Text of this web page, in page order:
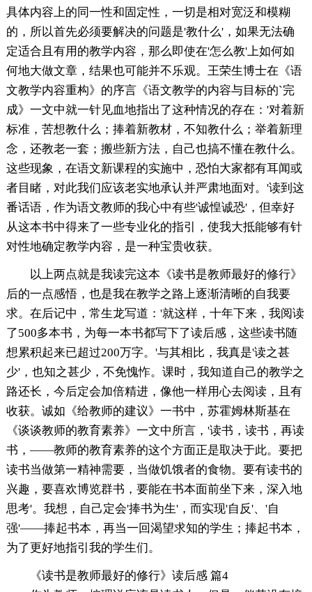
具体内容上的同一性和固定性，一切是相对宽泛和模糊
的，所以首先必须要解决的问题是'教什么'，如果无法确
定适合且有用的教学内容，那么即使在'怎么教'上如何如
何地大做文章，结果也可能并不乐观。王荣生博士在《语
文教学内容重构》的序言《语文教学的内容与目标的`完
成》一文中就一针见血地指出了这种情况的存在：'对着新
标准，苦想教什么；捧着新教材，不知教什么；举着新理
念，还教老一套；搬些新方法，自己也搞不懂在教什么。
这些现象，在语文新课程的实施中，恐怕大家都有耳闻或
者目睹，对此我们应该老实地承认并严肃地面对。'读到这
番话语，作为语文教师的我心中有些'诚惶诚恐'，但幸好
从这本书中得来了一些专业化的指引，使我大抵能够有针
对性地确定教学内容，是一种宝贵收获。
以上两点就是我读完这本《读书是教师最好的修行》
后的一点感悟，也是我在教学之路上逐渐清晰的自我要
求。在后记中，常生龙写道：'就这样，十年下来，我阅读
了500多本书，为每一本书都写下了读后感，这些读书随
想累积起来已超过200万字。'与其相比，我真是'读之甚
少'，也知之甚少，不免愧怍。课时，我知道自己的教学之
路还长，今后定会加倍精进，像他一样用心去阅读，且有
收获。诚如《给教师的建议》一书中，苏霍姆林斯基在
《谈谈教师的教育素养》一文中所言，'读书，读书，再读
书，——教师的教育素养的这个方面正是取决于此。要把
读书当做第一精神需要，当做饥饿者的食物。要有读书的
兴趣，要喜欢博览群书，要能在书本面前坐下来，深入地
思考'。我想，自己定会'捧书为生'，而实现'自反'、'自
强'——捧起书本，再当一回渴望求知的学生；捧起书本，
为了更好地指引我的学生们。
《读书是教师最好的修行》读后感 篇4